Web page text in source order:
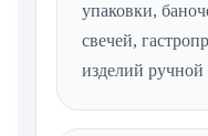
упаковки,
свечей,
изделий ручной